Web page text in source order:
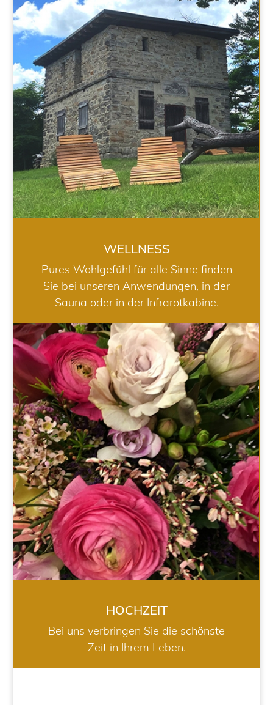
WELLNESS
WELLNESS
Pures Wohlgefühl für alle Sinne finden
Sie bei unseren Anwendungen, in der
Sauna oder in der Infrarotkabine.
HOCHZEIT
HOCHZEIT
Bei uns verbringen Sie die schönste
Zeit in Ihrem Leben.